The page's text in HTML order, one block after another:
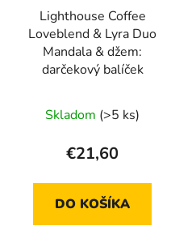
Lighthouse Coffee
Loveblend & Lyra Duo
Mandala & džem:
darčekový balíček
Skladom (>5 ks)
€21,60
DO KOŠÍKA